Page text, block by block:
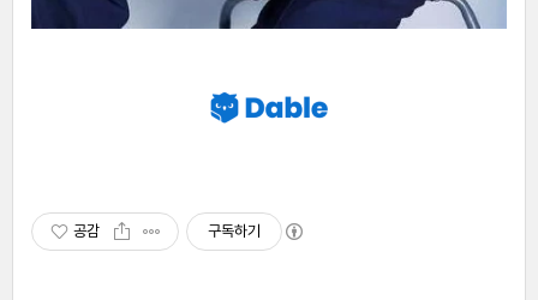
공감 구독하기